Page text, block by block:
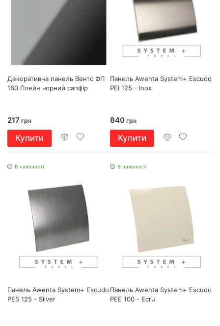
Декоративна панель Вентс ФП
180 Плейн чорний сапфір
217 грн
Купити
Панель Awenta System+ Escudo
PEI 125 - Inox
840 грн
Купити
В наявності
Панель Awenta System+ Escudo
PES 125 - Silver
В наявності
Панель Awenta System+ Escudo
PEE 100 - Ecru